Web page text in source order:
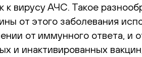
вирусу АЧС. Такое
от этого заболевания
от иммунного ответа, и
и инактивированных